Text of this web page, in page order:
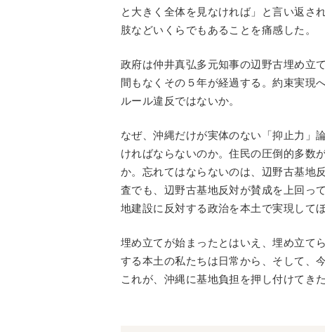
と大きく全体を見なければ」と言い返さ
肢などいくらでもあることを痛感した。
政府は仲井真弘多元知事の辺野古埋め立
間もなくその５年が経過する。約束実現
ルール違反ではないか。
なぜ、沖縄だけが実体のない「抑止力」
ければならないのか。住民の圧倒的多数
か。忘れてはならないのは、辺野古基地
査でも、辺野古基地反対が賛成を上回っ
地建設に反対する政治を本土で実現して
埋め立てが始まったとはいえ、埋め立て
する本土の私たちは日常から、そして、
これが、沖縄に基地負担を押し付けてき